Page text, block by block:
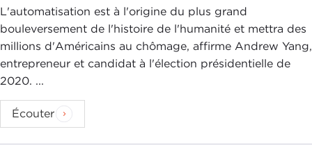
L'automatisation est à l'origine du plus grand
bouleversement de l'histoire de l'humanité et mettra des
millions d'Américains au chômage, affirme Andrew Yang,
entrepreneur et candidat à l'élection présidentielle de
2020. ...
Écouter